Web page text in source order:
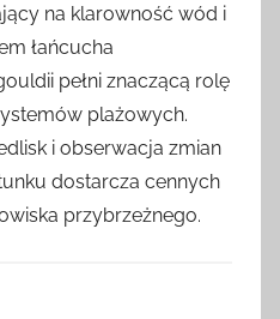
na klarowność wód i
łańcucha
pełni znaczącą rolę
plażowych.
i obserwacja zmian
dostarcza cennych
przybrzeżnego.